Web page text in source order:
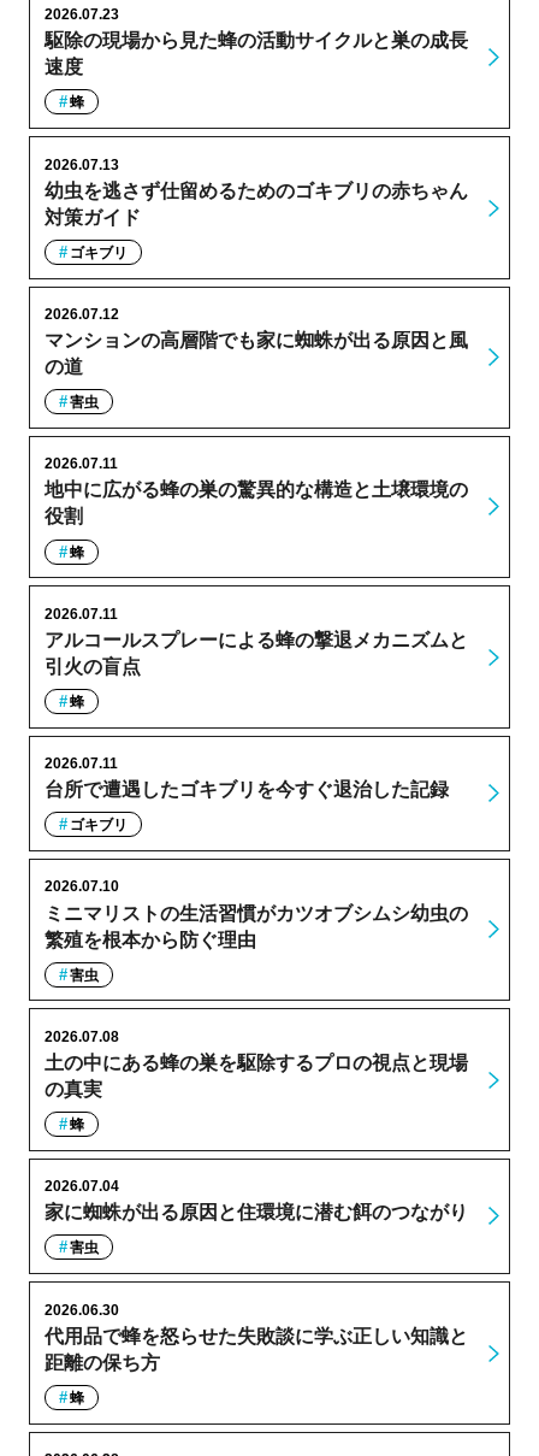
駆除の現場から見た蜂の活動サイクルと巣の成長
速度
2026.07.23
蜂
幼虫を逃さず仕留めるためのゴキブリの赤ちゃん
対策ガイド
2026.07.13
ゴキブリ
マンションの高層階でも家に蜘蛛が出る原因と風
の道
2026.07.12
害虫
地中に広がる蜂の巣の驚異的な構造と土壌環境の
役割
2026.07.11
蜂
アルコールスプレーによる蜂の撃退メカニズムと
引火の盲点
2026.07.11
蜂
台所で遭遇したゴキブリを今すぐ退治した記録
2026.07.11
ゴキブリ
ミニマリストの生活習慣がカツオブシムシ幼虫の
繁殖を根本から防ぐ理由
2026.07.10
害虫
土の中にある蜂の巣を駆除するプロの視点と現場
の真実
2026.07.08
蜂
家に蜘蛛が出る原因と住環境に潜む餌のつながり
2026.07.04
害虫
代用品で蜂を怒らせた失敗談に学ぶ正しい知識と
距離の保ち方
2026.06.30
蜂